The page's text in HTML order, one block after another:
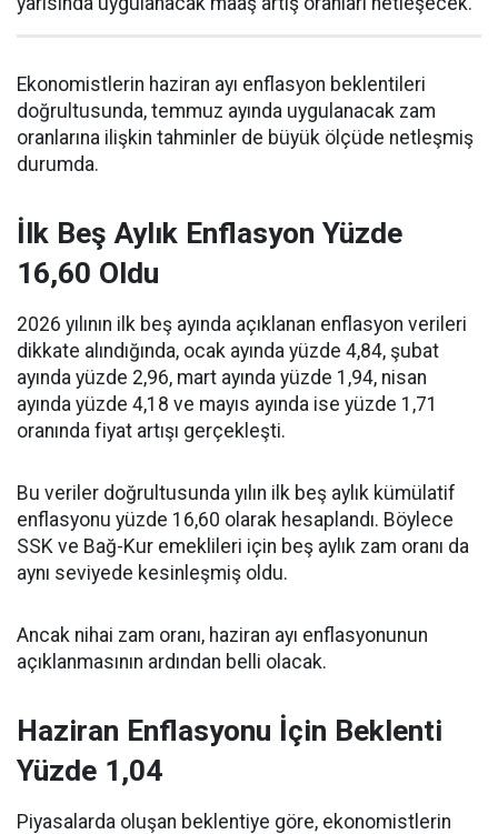
Ekonomistlerin haziran ayı enflasyon beklentileri
doğrultusunda, temmuz ayında uygulanacak zam
oranlarına ilişkin tahminler de büyük ölçüde netleşmiş
durumda.
İlk Beş Aylık Enflasyon Yüzde
16,60 Oldu
2026 yılının ilk beş ayında açıklanan enflasyon verileri
dikkate alındığında, ocak ayında yüzde 4,84, şubat
ayında yüzde 2,96, mart ayında yüzde 1,94, nisan
ayında yüzde 4,18 ve mayıs ayında ise yüzde 1,71
oranında fiyat artışı gerçekleşti.
Bu veriler doğrultusunda yılın ilk beş aylık kümülatif
enflasyonu yüzde 16,60 olarak hesaplandı. Böylece
SSK ve Bağ-Kur emeklileri için beş aylık zam oranı da
aynı seviyede kesinleşmiş oldu.
Ancak nihai zam oranı, haziran ayı enflasyonunun
açıklanmasının ardından belli olacak.
Haziran Enflasyonu İçin Beklenti
Yüzde 1,04
Piyasalarda oluşan beklentiye göre, ekonomistlerin